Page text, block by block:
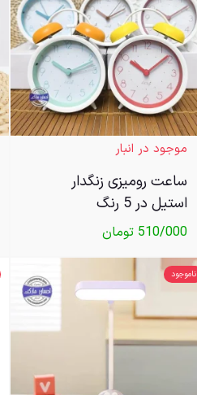
موجود در انبار
ساعت رومیزی زنگدار
استیل در 5 رنگ
510/000 تومان
ناموجود